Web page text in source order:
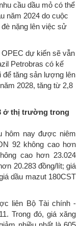
cầu dầu mỏ có thể
năm 2024 do cuộc
nặng lên việc sử
dự kiến sẽ vẫn
Petrobras có kế
để tăng sản lượng lên
2028, tăng từ 2,8
ở thị trường trong
hôm nay được niêm
92 không cao hơn
cao hơn 23.024
20.283 đồng/lít; giá
dầu mazut 180CST
liên Bộ Tài chính -
Trong đó, giá xăng